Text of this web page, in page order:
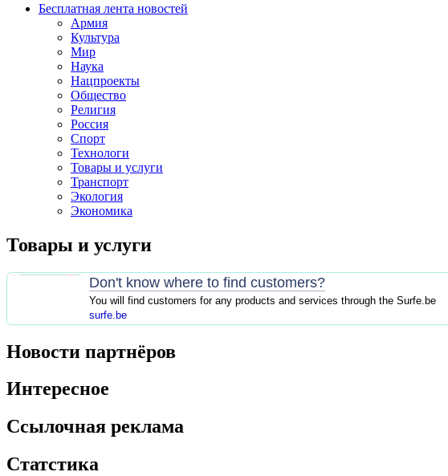
Бесплатная лента новостей
Армия
Культура
Мир
Наука
Нацпроекты
Общество
Религия
Россия
Спорт
Технологи
Товары и услуги
Транспорт
Экология
Экономика
Товары и услуги
Don't know where to find customers?
You will find customers for any products and services through the Surfe.be
surfe.be
Новости партнёров
Интересное
Ссылочная реклама
Статстика